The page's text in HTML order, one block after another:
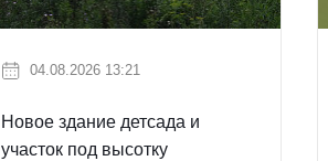
04.08.2026 13:21
Новое здание детсада и
участок под высотку